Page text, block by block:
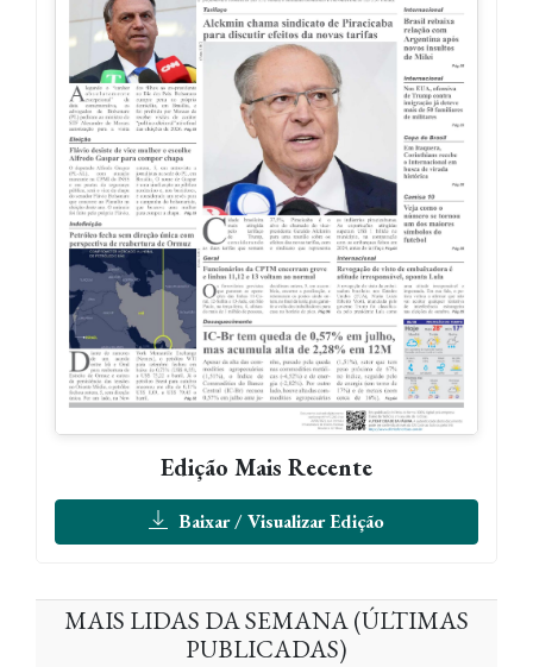
Edição Mais Recente
Baixar / Visualizar Edição
MAIS LIDAS DA SEMANA (ÚLTIMAS
PUBLICADAS)